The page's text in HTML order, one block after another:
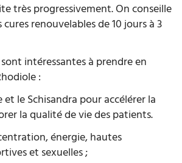
très progressivement. On conseille
renouvelables de 10 jours à 3
intéressantes à prendre en
:
et le Schisandra pour accélérer la
la qualité de vie des patients.
énergie, hautes
et sexuelles ;